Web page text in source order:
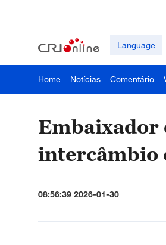
Language
Home Notícias Comentário
Embaixador
intercâmbio
08:56:39 2026-01-30